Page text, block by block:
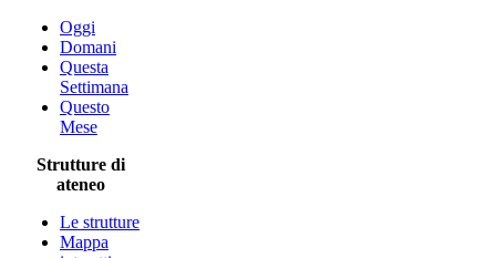
Oggi
Domani
Questa
Settimana
Questo
Mese
Strutture di
ateneo
Le strutture
Mappa